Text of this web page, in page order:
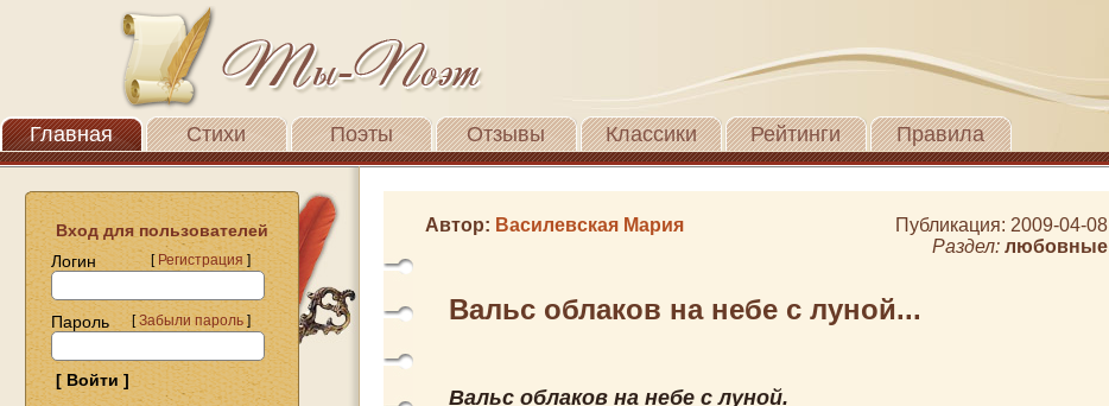
Главная Стихи Поэты Отзывы Классики Рейтинги Правила
Вход для пользователей
Логин
[Регистрация]
Пароль [Забыли пароль]
Автор: Василевская Мария
Публикация: 2009-04-08
Раздел: любовные
Вальс облаков на небе с луной...
Вальс облаков на небе с луной.